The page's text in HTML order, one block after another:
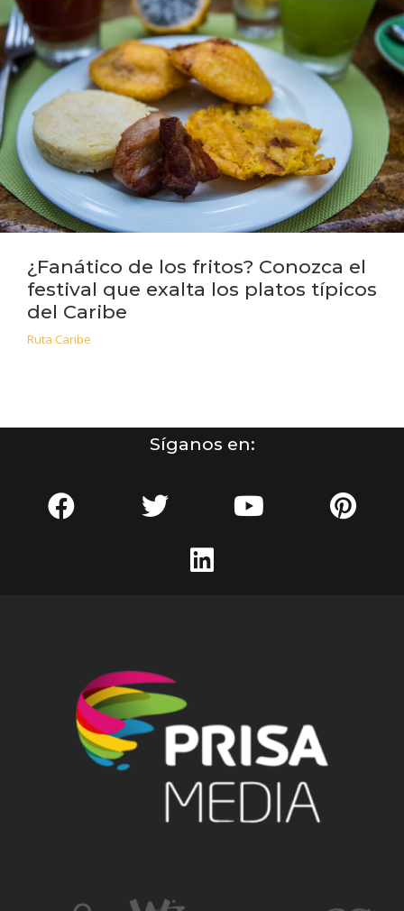
¿Fanático de los fritos? Conozca el
festival que exalta los platos típicos
del Caribe
Ruta Caribe
Síganos en: